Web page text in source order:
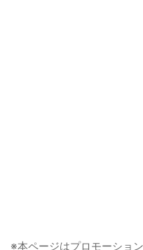
※本ページはプロモーショ